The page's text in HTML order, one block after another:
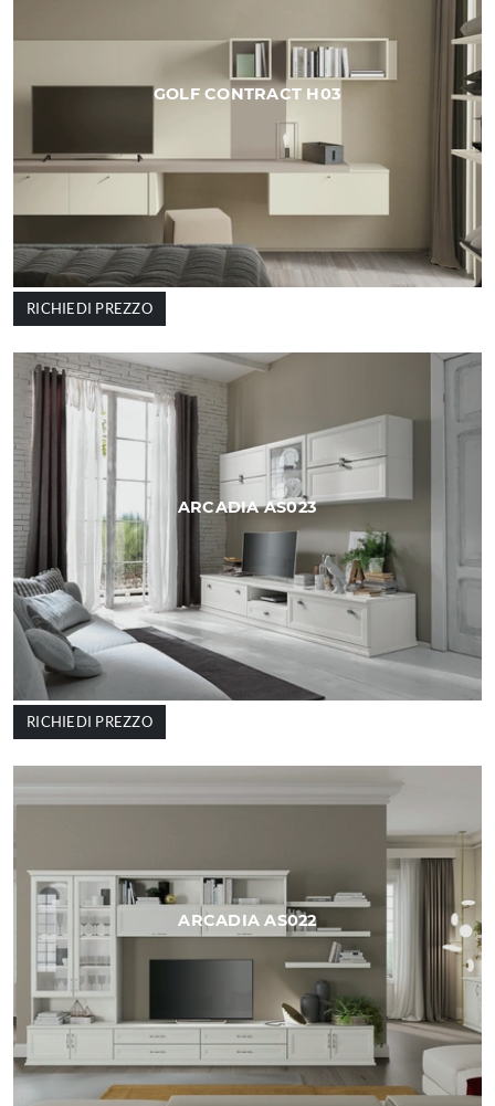
GOLF CONTRACT H03
RICHIEDI PREZZO
ARCADIA AS023
RICHIEDI PREZZO
ARCADIA AS022